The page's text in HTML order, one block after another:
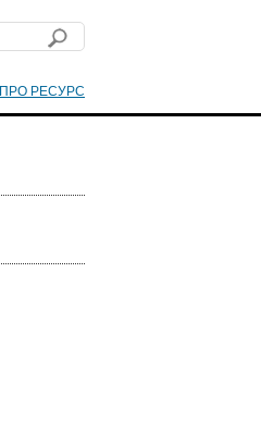
ПРО РЕСУРС